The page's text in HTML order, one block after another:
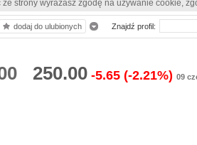
strony wyrażasz zgodę na używanie cookie,
250.00 -5.65 (-2.21%) 09
dodaj do ulubionych Znajdź profil: